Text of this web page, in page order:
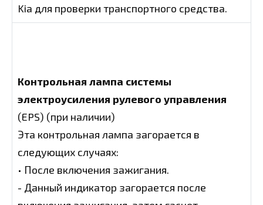
Kia для проверки транспортного средства.
Контрольная лампа системы
электроусиления рулевого управления
(EPS) (при наличии)
Эта контрольная лампа загорается в
следующих случаях:
• После включения зажигания.
- Данный индикатор загорается после